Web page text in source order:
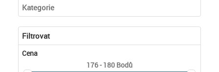
Kategorie
Filtrovat
Cena
176 - 180 Bodů